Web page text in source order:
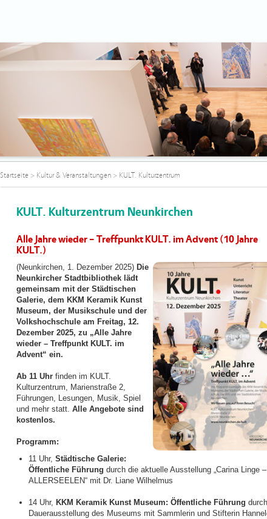
Startseite> Kultur & Veranstaltungen> KULT. Kulturzentrum
KULT. Kulturzentrum Neunkirchen
Alle Jahre wieder – Treffpunkt KULT. im Advent (10 Jahre
KULT.)
(Neunkirchen, 1. Dezember 2025) Die
Neunkircher Stadtbibliothek lädt
gemeinsam mit der Städtischen
Galerie, dem KKM Keramik Kunst
Museum, der Musikschule und der
Volkshochschule am Freitag, 12.
Dezember 2025, zu „Alle Jahre
wieder – Treffpunkt KULT. im
Advent“ ein.
Ab 11 Uhrfinden im KULT.
Kulturzentrum, Marienstraße 2,
Führungen, Lesungen, Musik, Spiel
und mehr statt. Alle Angebote sind
kostenlos.
Programm:
11 Uhr, Städtische Galerie:
Öffentliche Führung durch die aktuelle Ausstellung „Carina Linge –
ALLERSEELEN“ mit Dr. Liane Wilhelmus
14 Uhr, KKM Keramik Kunst Museum: Öffentliche Führung
Dauerausstellung des Museums mit Sammlerin und Stifterin